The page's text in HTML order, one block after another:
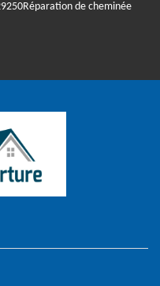
Réparation de cheminée